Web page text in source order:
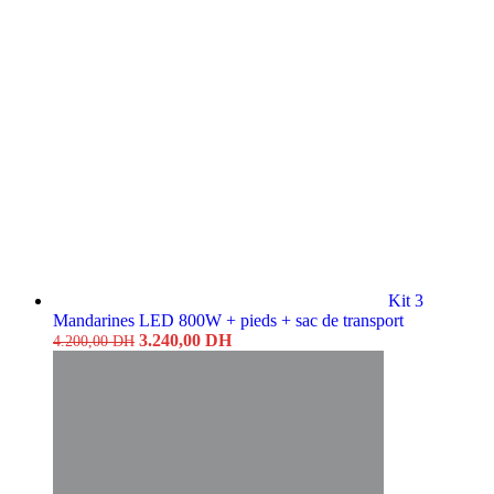
Kit 3
Mandarines LED 800W + pieds + sac de transport
4.200,00DH Original
3.240,00 DHCurrent